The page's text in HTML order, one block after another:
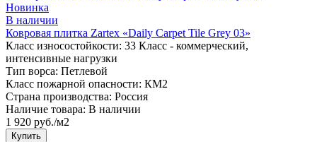
Новинка
В наличии
Ковровая плитка Zartex «Daily Carpet Tile Grey 03»
Класс износостойкости: 33 Класс - коммерческий,
интенсивные нагрузки
Тип ворса: Петлевой
Класс пожарной опасности: КМ2
Страна производства: Россия
Наличие товара: В наличии
1 920 руб./м2
Купить